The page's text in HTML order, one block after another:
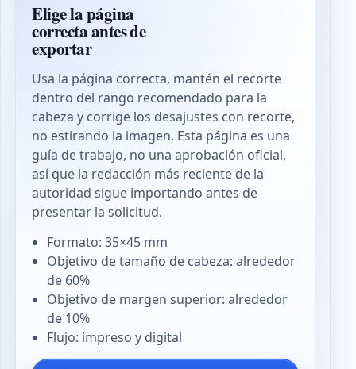
Elige la página
correcta antes de
exportar
Usa la página correcta, mantén el recorte
dentro del rango recomendado para la
cabeza y corrige los desajustes con recorte,
no estirando la imagen. Esta página es una
guía de trabajo, no una aprobación oficial,
así que la redacción más reciente de la
autoridad sigue importando antes de
presentar la solicitud.
Formato: 35×45 mm
Objetivo de tamaño de cabeza: alrededor
de 60%
Objetivo de margen superior: alrededor
de 10%
Flujo: impreso y digital